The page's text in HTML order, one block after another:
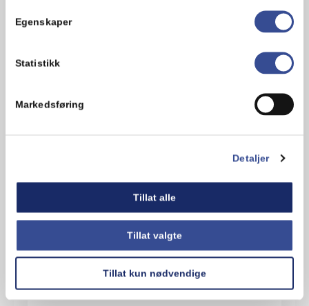
Egenskaper
Statistikk
Markedsføring
Detaljer
Tillat alle
Tillat valgte
Tillat kun nødvendige
Frokostpannekaker er perfekt når du vil